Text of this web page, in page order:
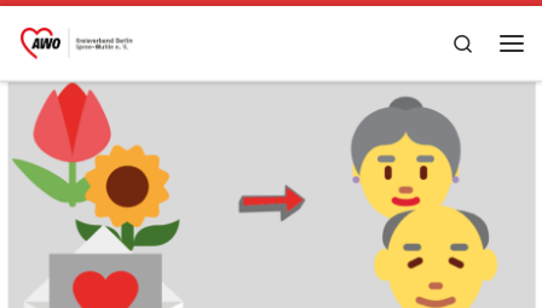
Zum Inhalt springen
Search